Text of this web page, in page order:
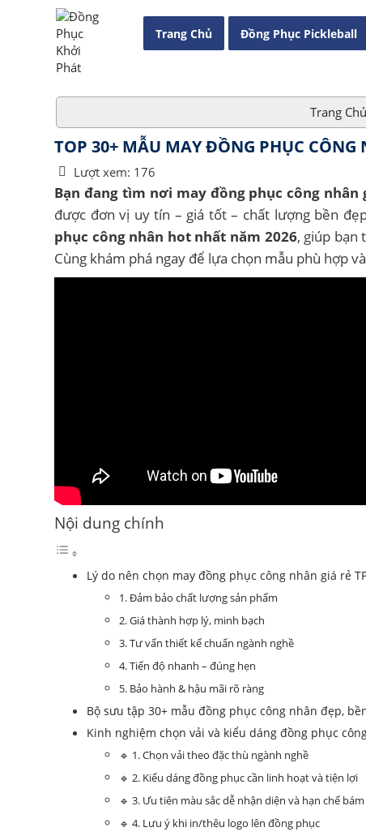
Trang Chủ Đồng Phục Pickleball
Trang Chủ
TOP 30+ MẪU MAY ĐỒNG PHỤC CÔNG
Lượt xem: 176
Bạn đang tìm nơi may đồng phục công nhân
được đơn vị uy tín – giá tốt – chất lượng bền
phục công nhân hot nhất năm 2026, giúp bạn
Cùng khám phá ngay để lựa chọn mẫu phù hợp
Nội dung chính
Lý do nên chọn may đồng phục công nhân giá rẻ
1. Đảm bảo chất lượng sản phẩm
2. Giá thành hợp lý, minh bạch
3. Tư vấn thiết kế chuẩn ngành nghề
4. Tiến độ nhanh – đúng hẹn
5. Bảo hành & hậu mãi rõ ràng
Bộ sưu tập 30+ mẫu đồng phục công nhân đẹp,
Kinh nghiệm chọn vải và kiểu dáng đồng phục
🔹 1. Chọn vải theo đặc thù ngành nghề
🔹 2. Kiểu dáng đồng phục cần linh hoạt và tiện lợi
🔹 3. Ưu tiên màu sắc dễ nhận diện và hạn chế
🔹 4. Lưu ý khi in/thêu logo lên đồng phục